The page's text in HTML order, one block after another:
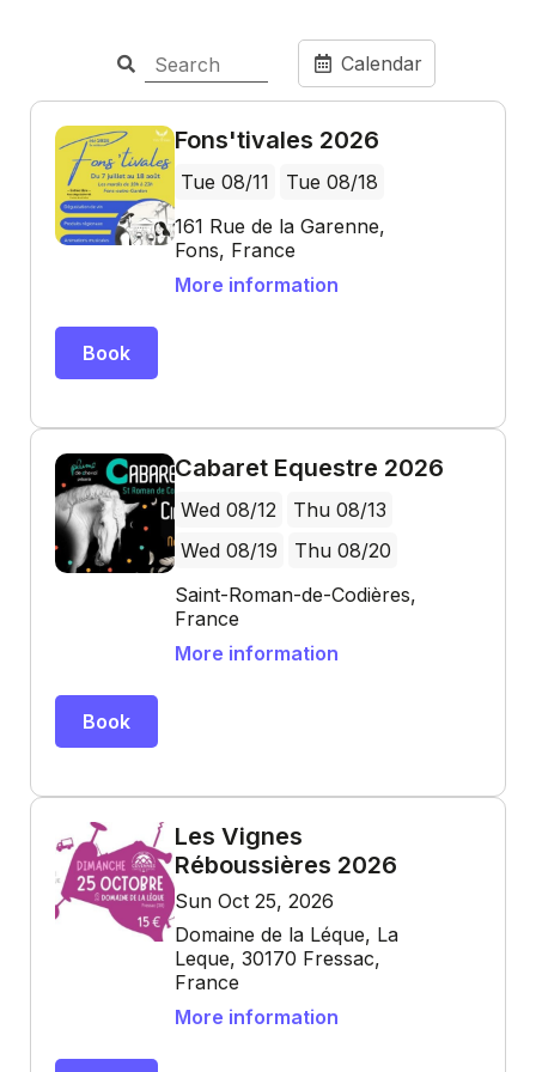
Calendar
Fons'tivales 2026
Tue 08/11
Tue 08/18
161 Rue de la Garenne,
Fons, France
More information
Book
Cabaret Equestre 2026
Wed 08/12
Thu 08/13
Wed 08/19
Thu 08/20
Saint-Roman-de-Codières,
France
More information
Book
Les Vignes
Réboussières 2026
Sun Oct 25, 2026
Domaine de la Léque, La
Leque, 30170 Fressac,
France
More information